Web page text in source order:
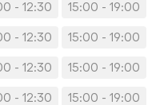
- 12:30 15:00 - 19:00
- 12:30 15:00 - 19:00
- 12:30 15:00 - 19:00
- 12:30 15:00 - 19:00